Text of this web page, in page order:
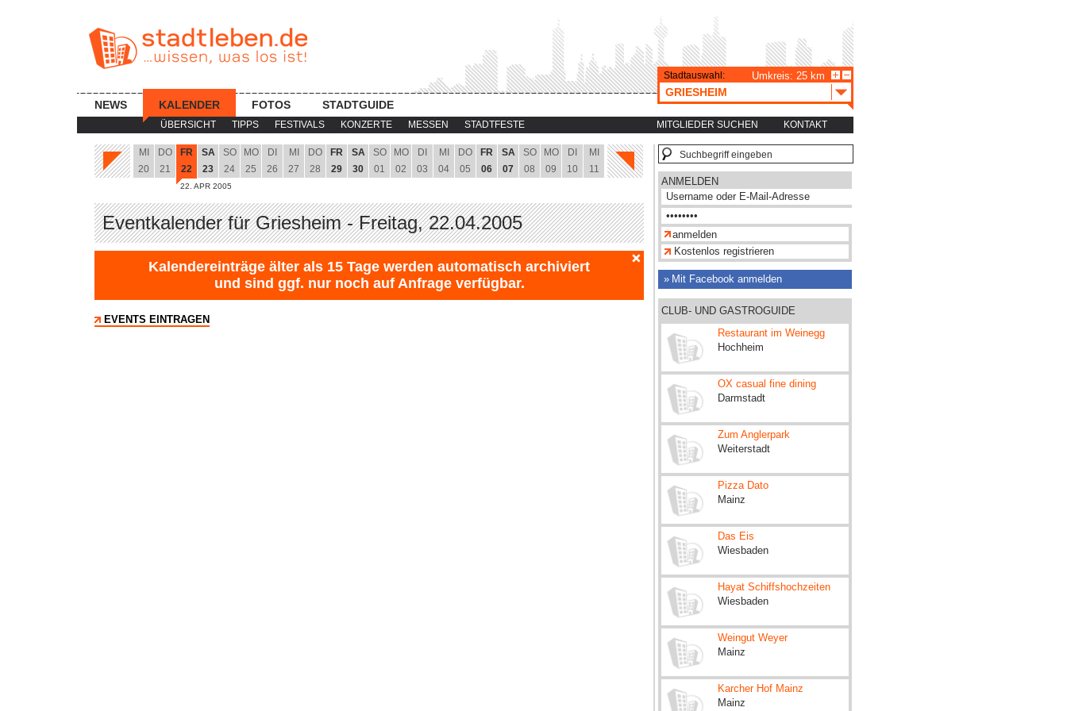
ÜBERSICHT TIPPS FESTIVALS KONZERTE MESSEN STADTFESTE MITGLIEDER SUCHEN KONTAKT
NEWS KALENDER FOTOS STADTGUIDE
Stadtauswahl: Umkreis: 25 km
GRIESHEIM
MI
20
DO
21
FR
22
22. APR 2005
SA
23
SO
24
MO
25
DI
26
MI
27
DO
28
FR
29
SA
30
SO
01
MO
02
DI
03
MI
04
DO
05
FR
06
SA
07
SO
08
MO
09
DI
10
MI
11
Eventkalender für Griesheim - Freitag, 22.04.2005
Kalendereinträge älter als 15 Tage werden automatisch archiviert
und sind ggf. nur noch auf Anfrage verfügbar.
EVENTS EINTRAGEN
ANMELDEN
Kostenlos registrieren
Mit Facebook anmelden
CLUB- UND GASTROGUIDE
Restaurant im Weinegg
Hochheim
OX casual fine dining
Darmstadt
Zum Anglerpark
Weiterstadt
Pizza Dato
Mainz
Das Eis
Wiesbaden
Hayat Schiffshochzeiten
Wiesbaden
Weingut Weyer
Mainz
Karcher Hof Mainz
Mainz